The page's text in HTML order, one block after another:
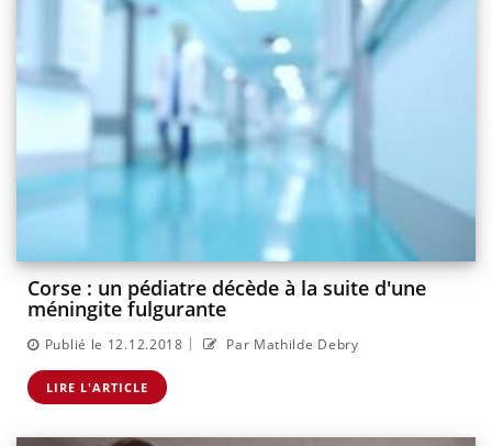
Corse : un pédiatre décède à la suite d'une
méningite fulgurante
Publié le 12.12.2018 | Par Mathilde Debry
LIRE L'ARTICLE